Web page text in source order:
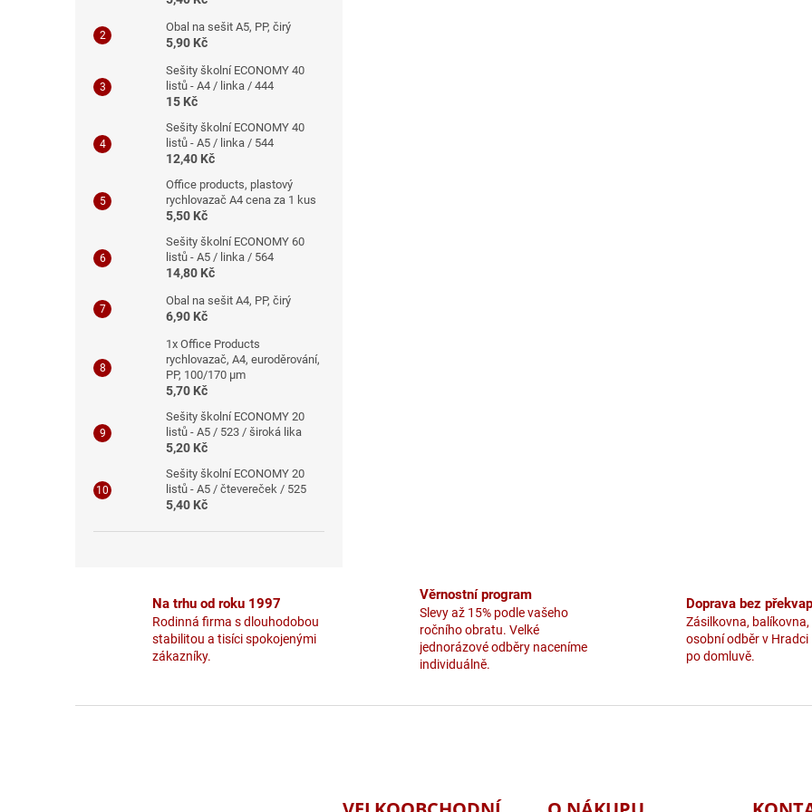
Obal na sešit A5, PP, čirý
5,90 Kč
Sešity školní ECONOMY 40
listů - A4 / linka / 444
15 Kč
Sešity školní ECONOMY 40
listů - A5 / linka / 544
12,40 Kč
Office products, plastový
rychlovazač A4 cena za 1 kus
5,50 Kč
Sešity školní ECONOMY 60
listů - A5 / linka / 564
14,80 Kč
Obal na sešit A4, PP, čirý
6,90 Kč
1x Office Products
rychlovazač, A4, euroděrování,
PP, 100/170 μm
5,70 Kč
Sešity školní ECONOMY 20
listů - A5 / 523 / široká lika
5,20 Kč
Sešity školní ECONOMY 20
listů - A5 / čtevereček / 525
5,40 Kč
Na trhu od roku 1997
Rodinná firma s dlouhodobou
stabilitou a tisíci spokojenými
zákazníky.
Věrnostní program
Slevy až 15% podle vašeho
ročního obratu. Velké
jednorázové odběry naceníme
individuálně.
Doprava bez
Zásilkovna, balíkovna,
osobní odběr v Hradci
po domluvě.